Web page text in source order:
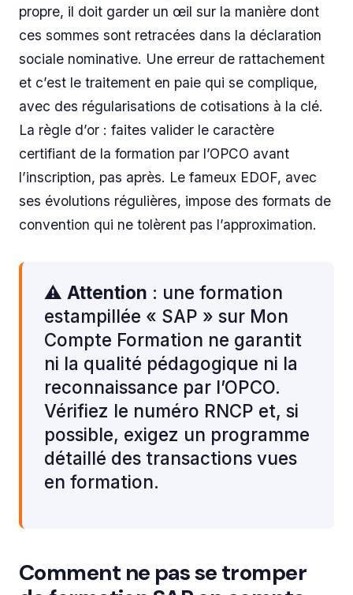
propre, il doit garder un œil sur la manière dont
ces sommes sont retracées dans la déclaration
sociale nominative. Une erreur de rattachement
et c’est le traitement en paie qui se complique,
avec des régularisations de cotisations à la clé.
La règle d’or : faites valider le caractère
certifiant de la formation par l’OPCO avant
l’inscription, pas après. Le fameux EDOF, avec
ses évolutions régulières, impose des formats de
convention qui ne tolèrent pas l’approximation.
⚠️ Attention : une formation
estampillée « SAP » sur Mon
Compte Formation ne garantit
ni la qualité pédagogique ni la
reconnaissance par l’OPCO.
Vérifiez le numéro RNCP et, si
possible, exigez un programme
détaillé des transactions vues
en formation.
Comment ne pas se tromper